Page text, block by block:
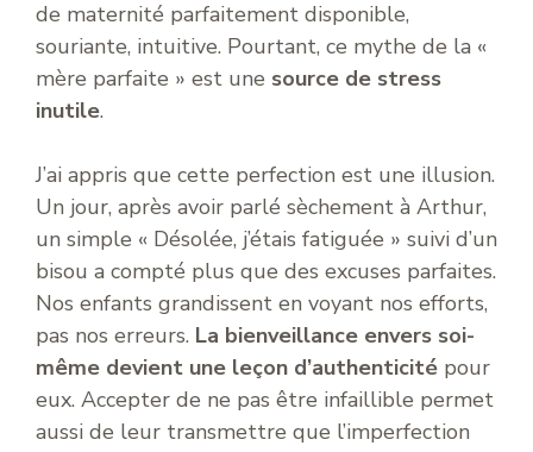
de maternité parfaitement disponible,
souriante, intuitive. Pourtant, ce mythe de la «
mère parfaite » est une source de stress
inutile.
J’ai appris que cette perfection est une illusion.
Un jour, après avoir parlé sèchement à Arthur,
un simple « Désolée, j’étais fatiguée » suivi d’un
bisou a compté plus que des excuses parfaites.
Nos enfants grandissent en voyant nos efforts,
pas nos erreurs. La bienveillance envers soi-
même devient une leçon d’authenticité pour
eux. Accepter de ne pas être infaillible permet
aussi de leur transmettre que l’imperfection